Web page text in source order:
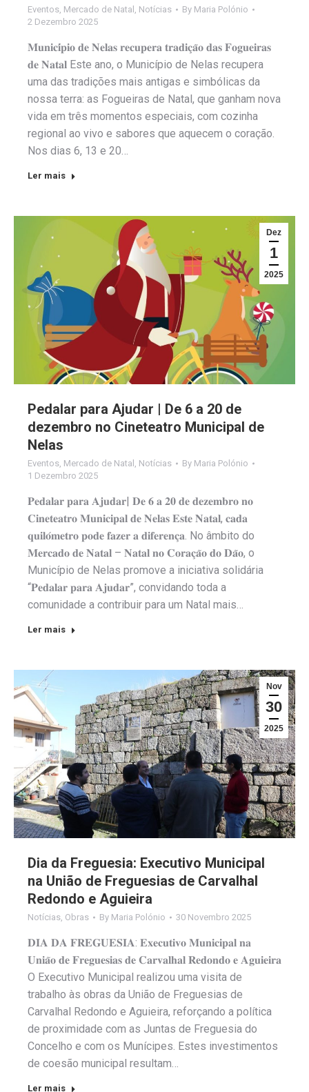
Eventos Mercado de Natal Notícias By Maria Polónio
2 Dezembro 2025
𝐌𝐮𝐧𝐢𝐜𝐢́𝐩𝐢𝐨 𝐝𝐞 𝐍𝐞𝐥𝐚𝐬 𝐫𝐞𝐜𝐮𝐩𝐞𝐫𝐚 𝐭𝐫𝐚𝐝𝐢𝐜̧𝐚̃𝐨 𝐝𝐚𝐬 𝐅𝐨𝐠𝐮𝐞𝐢𝐫𝐚𝐬
𝐝𝐞 𝐍𝐚𝐭𝐚𝐥 Este ano, o Município de Nelas recupera
uma das tradições mais antigas e simbólicas da
nossa terra: as Fogueiras de Natal, que ganham nova
vida em três momentos especiais, com cozinha
regional ao vivo e sabores que aquecem o coração.
Nos dias 6, 13 e 20…
Ler mais
Dez
1
2025
Pedalar para Ajudar | De 6 a 20 de
dezembro no Cineteatro Municipal de
Nelas
Eventos, Mercado de Natal , Notícias By Maria Polónio
1 Dezembro 2025
𝐏𝐞𝐝𝐚𝐥𝐚𝐫 𝐩𝐚𝐫𝐚 𝐀𝐣𝐮𝐝𝐚𝐫| 𝐃𝐞 𝟔 𝐚 𝟐𝟎 𝐝𝐞 𝐝𝐞𝐳𝐞𝐦𝐛𝐫𝐨 𝐧𝐨
𝐂𝐢𝐧𝐞𝐭𝐞𝐚𝐭𝐫𝐨 𝐌𝐮𝐧𝐢𝐜𝐢𝐩𝐚𝐥 𝐝𝐞 𝐍𝐞𝐥𝐚𝐬 𝐄𝐬𝐭𝐞 𝐍𝐚𝐭𝐚𝐥, 𝐜𝐚𝐝𝐚
𝐪𝐮𝐢𝐥𝐨́𝐦𝐞𝐭𝐫𝐨 𝐩𝐨𝐝𝐞 𝐟𝐚𝐳𝐞𝐫 𝐚 𝐝𝐢𝐟𝐞𝐫𝐞𝐧𝐜̧𝐚. No âmbito do
𝐌𝐞𝐫𝐜𝐚𝐝𝐨 𝐝𝐞 𝐍𝐚𝐭𝐚𝐥 – 𝐍𝐚𝐭𝐚𝐥 𝐧𝐨 𝐂𝐨𝐫𝐚𝐜̧𝐚̃𝐨 𝐝𝐨 𝐃𝐚̃𝐨, o
Município de Nelas promove a iniciativa solidária
“𝐏𝐞𝐝𝐚𝐥𝐚𝐫 𝐩𝐚𝐫𝐚 𝐀𝐣𝐮𝐝𝐚𝐫”, convidando toda a
comunidade a contribuir para um Natal mais…
Ler mais
Nov
30
2025
Dia da Freguesia: Executivo Municipal
na União de Freguesias de Carvalhal
Redondo e Aguieira
Notícias, Obras By Maria Polónio 30 Novembro 2025
𝐃𝐈𝐀 𝐃𝐀 𝐅𝐑𝐄𝐆𝐔𝐄𝐒𝐈𝐀: 𝐄𝐱𝐞𝐜𝐮𝐭𝐢𝐯𝐨 𝐌𝐮𝐧𝐢𝐜𝐢𝐩𝐚𝐥 𝐧𝐚
𝐔𝐧𝐢𝐚̃𝐨 𝐝𝐞 𝐅𝐫𝐞𝐠𝐮𝐞𝐬𝐢𝐚𝐬 𝐝𝐞 𝐂𝐚𝐫𝐯𝐚𝐥𝐡𝐚𝐥 𝐑𝐞𝐝𝐨𝐧𝐝𝐨 𝐞 𝐀𝐠𝐮𝐢𝐞𝐢𝐫𝐚
O Executivo Municipal realizou uma visita de
trabalho às obras da União de Freguesias de
Carvalhal Redondo e Aguieira, reforçando a política
de proximidade com as Juntas de Freguesia do
Concelho e com os Munícipes. Estes investimentos
de coesão municipal resultam…
Ler mais